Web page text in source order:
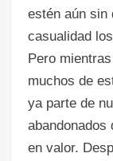
estén aún sin
casualidad
Pero
muchos de
ya parte de
abandonados
en valor.